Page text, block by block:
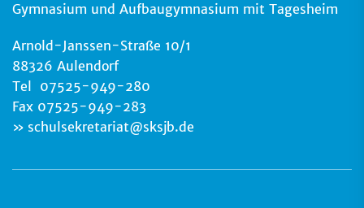
Gymnasium und Aufbaugymnasium mit Tagesheim
Arnold-Janssen-Straße 10/1
88326 Aulendorf
Tel 07525-949-280
Fax 07525-949-283
schulsekretariat@sksjb.de